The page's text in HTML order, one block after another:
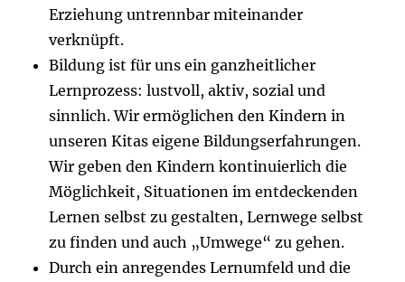
Erziehung untrennbar miteinander
verknüpft.
Bildung ist für uns ein ganzheitlicher
Lernprozess: lustvoll, aktiv, sozial und
sinnlich. Wir ermöglichen den Kindern in
unseren Kitas eigene Bildungserfahrungen.
Wir geben den Kindern kontinuierlich die
Möglichkeit, Situationen im entdeckenden
Lernen selbst zu gestalten, Lernwege selbst
zu finden und auch „Umwege“ zu gehen.
Durch ein anregendes Lernumfeld und die